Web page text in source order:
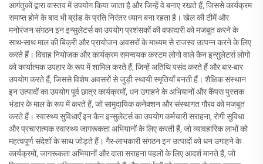
आगंतुकों द्वारा वास्तव में उपयोग किया जाता है और जिन्हें वे बनाए रखते हैं, जिससे कार्यक्रम
समाप्त होने के बाद भी ब्रांड के प्रति निरंतर ध्यान बना रहता है। खेल की टीमें और
मनोरंजन संगठन इन इन्सुलेटर्स का उपयोग प्रशंसकों की वफादारी को मजबूत करने के
साथ-साथ माल की बिक्री और प्रायोजन अवसरों के माध्यम से राजस्व उत्पन्न करने के लिए
करते हैं। विवाह नियोजक और कार्यक्रम समन्वयक कस्टम लोगो वाले कैन इन्सुलेटर्स लोगो
को कार्यात्मक उपहार के रूप में शामिल करते हैं, जिन्हें अतिथि पसंद करते हैं और बार-बार
उपयोग करते हैं, जिससे विशेष अवसरों से जुड़ी स्थायी स्मृतियाँ बनती हैं। शैक्षिक संस्थान
इन उत्पादों का उपयोग पूर्व छात्र कार्यक्रमों, धन उगाहने के अभियानों और कैंपस पुस्तक
भंडार के माल के रूप में करते हैं, जो सामुदायिक कनेक्शन और संस्थागत गौरव को मजबूत
करते हैं। स्वास्थ्य सुविधाएँ इन कैन इन्सुलेटर्स का उपयोग कर्मचारी सराहना, रोगी सुविधा
और प्रचारात्मक स्वास्थ्य जागरूकता अभियानों के लिए करती हैं, जो व्यावहारिक लाभों को
महत्वपूर्ण संदेशों के साथ जोड़ते हैं। गैर-लाभकारी संगठन इन उत्पादों को धन उगाहने के
कार्यक्रमों, जागरूकता अभियानों और दाता सराहना पहलों के लिए आदर्श मानते हैं, जो